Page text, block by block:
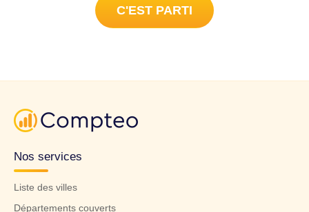
C'EST PARTI
Nos services
Liste des villes
Départements couverts